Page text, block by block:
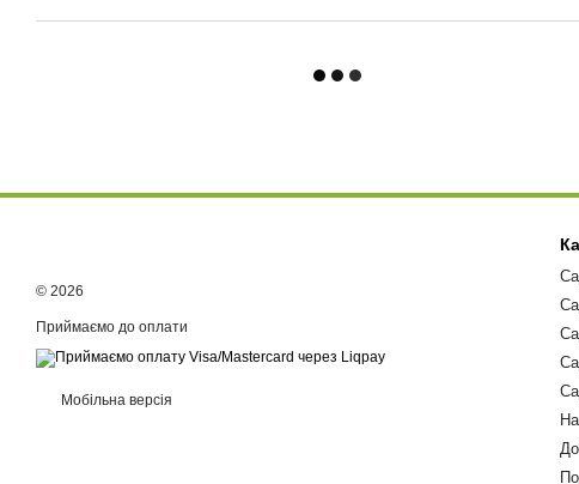
© 2026
Приймаємо до оплати
Мобільна версія